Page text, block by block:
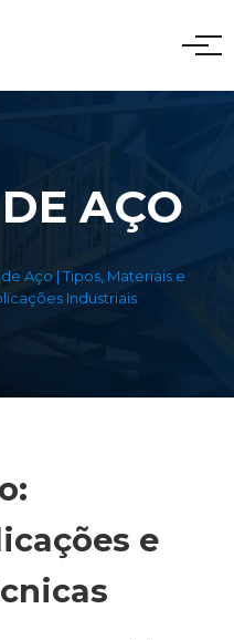
AÇO
Aço | Tipos, Materiais e
Industriais
e